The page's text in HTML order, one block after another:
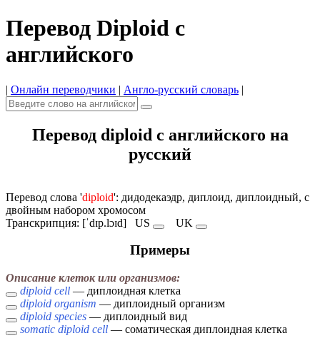
Перевод Diploid с
английского
| Онлайн переводчики | Англо-русский словарь |
Перевод diploid с английского на
русский
Перевод слова 'diploid': дидодекаэдр, диплоид, диплоидный, с
двойным набором хромосом
Транскрипция: [ˈdɪp.lɔɪd] US UK
Примеры
Описание клеток или организмов:
diploid cell — диплоидная клетка
diploid organism — диплоидный организм
diploid species — диплоидный вид
somatic diploid cell — соматическая диплоидная клетка